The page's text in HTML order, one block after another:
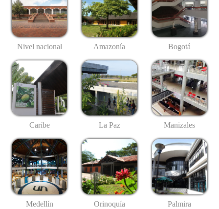
Nivel nacional Amazonía Bogotá
Caribe La Paz Manizales
Medellín Orinoquía Palmira